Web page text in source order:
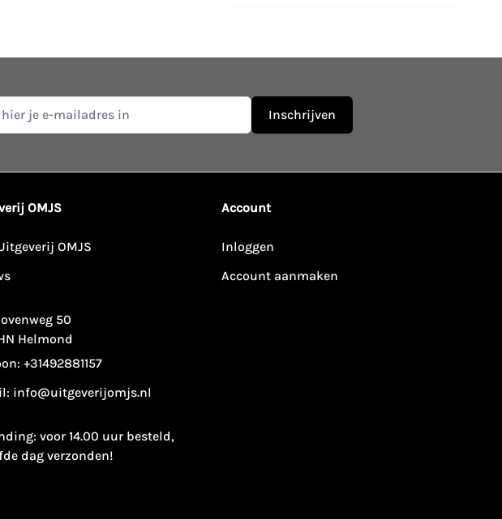
Inschrijven
OMJS
OMJS
50
Helmond
+31492881157
info@uitgeverijomjs.nl
voor 14.00 uur besteld,
dag verzonden!
Account
Inloggen
Account aanmaken